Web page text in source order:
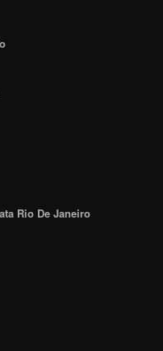
Rio De Janeiro